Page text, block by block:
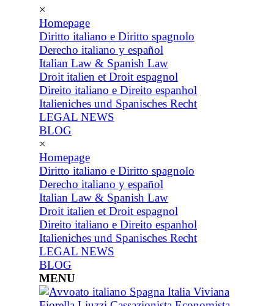
×
Homepage
Diritto italiano e Diritto spagnolo
Derecho italiano y español
Italian Law & Spanish Law
Droit italien et Droit espagnol
Direito italiano e Direito espanhol
Italieniches und Spanisches Recht
LEGAL NEWS
BLOG
×
Homepage
Diritto italiano e Diritto spagnolo
Derecho italiano y español
Italian Law & Spanish Law
Droit italien et Droit espagnol
Direito italiano e Direito espanhol
Italieniches und Spanisches Recht
LEGAL NEWS
BLOG
MENU